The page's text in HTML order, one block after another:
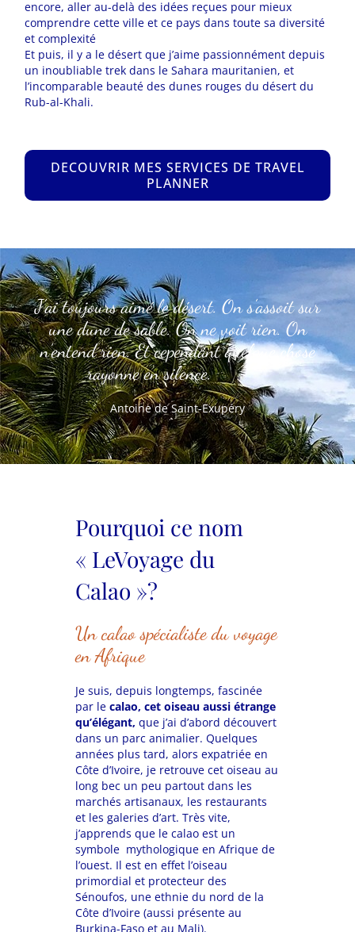
encore, aller au-delà des idées reçues pour mieux
comprendre cette ville et ce pays dans toute sa diversité
et complexité
Et puis, il y a le désert que j’aime passionnément depuis
un inoubliable trek dans le Sahara mauritanien, et
l’incomparable beauté des dunes rouges du désert du
Rub-al-Khali.
DECOUVRIR MES SERVICES DE TRAVEL
PLANNER
J’ai toujours aimé le désert. On s’assoit sur
une dune de sable. On ne voit rien. On
n’entend rien. Et cependant quelque chose
rayonne en silence.
Antoine de Saint-Exupéry
Pourquoi ce nom
« LeVoyage du
Calao »?
Un calao spécialiste du voyage
en Afrique
Je suis, depuis longtemps, fascinée
par le calao, cet oiseau aussi étrange
qu’élégant, que j’ai d’abord découvert
dans un parc animalier. Quelques
années plus tard, alors expatriée en
Côte d’Ivoire, je retrouve cet oiseau au
long bec un peu partout dans les
marchés artisanaux, les restaurants
et les galeries d’art. Très vite,
j’apprends que le calao est un
symbole mythologique en Afrique de
l’ouest. Il est en effet l’oiseau
primordial et protecteur des
Sénoufos, une ethnie du nord de la
Côte d’Ivoire (aussi présente au
Burkina-Faso et au Mali).